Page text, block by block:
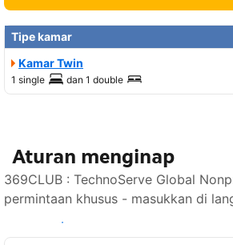
Tipe kamar
Kamar Twin
1 single dan 1 double
Aturan menginap
369CLUB : TechnoServe Global
permintaan khusus - masukkan di
Lihat ketersediaan